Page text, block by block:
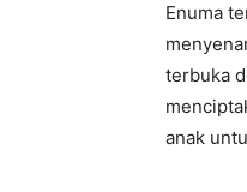
Enuma
terbuka
anak